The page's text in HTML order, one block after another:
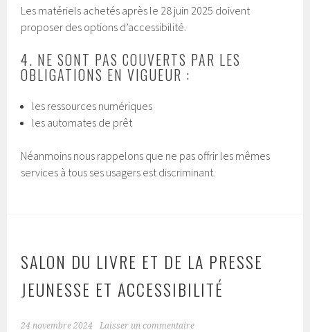
Les matériels achetés après le 28 juin 2025 doivent
proposer des options d’accessibilité.
4. NE SONT PAS COUVERTS PAR LES
OBLIGATIONS EN VIGUEUR :
les ressources numériques
les automates de prêt
Néanmoins nous rappelons que ne pas offrir les mêmes
services à tous ses usagers est discriminant.
SALON DU LIVRE ET DE LA PRESSE
JEUNESSE ET ACCESSIBILITÉ
24 novembre 2024 Laisser un commentaire